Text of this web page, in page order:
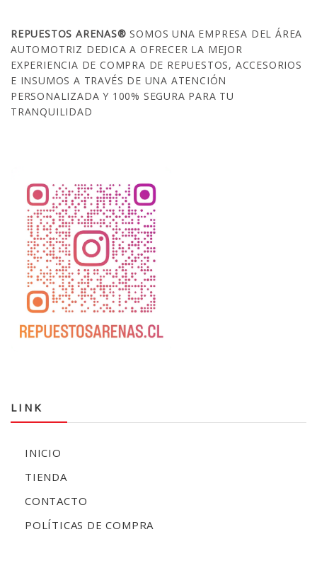
REPUESTOS ARENAS®SOMOS UNA EMPRESA DEL ÁREA
AUTOMOTRIZ DEDICA A OFRECER LA MEJOR
EXPERIENCIA DE COMPRA DE REPUESTOS, ACCESORIOS
E INSUMOS A TRAVÉS DE UNA ATENCIÓN
PERSONALIZADA Y 100% SEGURA PARA TU
TRANQUILIDAD
LINK
INICIO
TIENDA
CONTACTO
POLÍTICAS DE COMPRA